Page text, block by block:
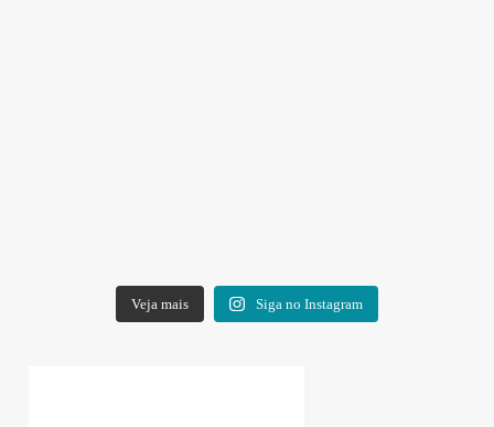
Veja mais Siga no Instagram